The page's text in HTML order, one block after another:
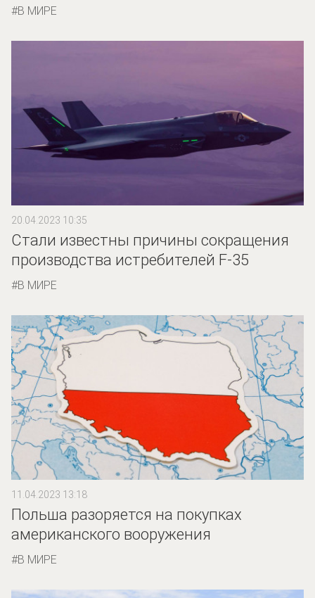
В МИРЕ
20.04.2023 10:35
Стали известны причины сокращения
производства истребителей F-35
В МИРЕ
11.04.2023 13:18
Польша разоряется на покупках
американского вооружения
В МИРЕ